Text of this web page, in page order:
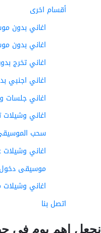
أقسام اخرى
اغاني بدون
اغاني بدون
اغاني تخرج
اغاني اجنبي
اغاني جلسات
اغاني وشيلات
سحب
اغاني وشيلات
موسيقى دخول
اغاني وشيلات
اتصل بنا
اهم يوم في